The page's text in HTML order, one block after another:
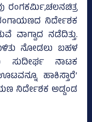
ರಂಗಕರ್ಮಿ,ಚಲನಚಿತ್ರ
ನಿರ್ದೇಶಕ
ವಾಗ್ವಾದ ನಡೆದಿತ್ತು.
ನೋಡಲು ಬಹಳ
ಸುದೀರ್ಘ ನಾಟಕ
ಹಾಕಿಸ್ತಾರೆ’
ನಿರ್ದೇಶಕ ಅಡ್ಡಂಡ